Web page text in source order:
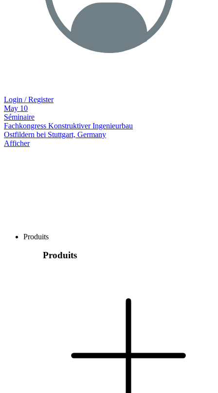
Login / Register
May 10
Séminaire
Fachkongress Konstruktiver Ingenieurbau
Ostfildern bei Stuttgart, Germany
Afficher
Produits
Produits